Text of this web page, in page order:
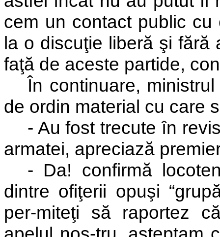
cem un contact public cu
la o discuţie liberă şi fără
faţă de aceste partide,
În continuare,
de ordin material cu care
- Au fost trecute în
armatei, apreciază
- Da! confirmă
dintre ofiţerii opuşi
per-miteţi să raportez